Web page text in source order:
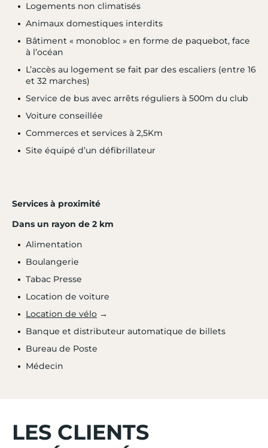
Logements non climatisés
Animaux domestiques interdits
Bâtiment « monobloc » en forme de paquebot, face
à l’océan
L’accès au logement se fait par des escaliers (entre 16
et 32 marches)
Service de bus avec arrêts réguliers à 500m du club
Voiture conseillée
Commerces et services à 2,5Km
Site équipé d’un défibrillateur
Services à proximité
Dans un rayon de 2 km
Alimentation
Boulangerie
Tabac Presse
Location de voiture
Location de vélo →
Banque et distributeur automatique de billets
Bureau de Poste
Médecin
LES CLIENTS
CAPBRETON 4.3 / 5
Les Vignes
Sud Ouest